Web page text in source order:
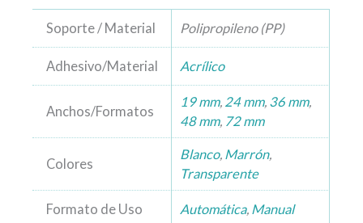
Soporte / Material Polipropileno (PP)
Adhesivo/Material Acrílico
Anchos/Formatos
19 mm, 24 mm, 36 mm,
48 mm, 72 mm
Colores
Blanco, Marrón,
Transparente
Formato de Uso Automática, Manual